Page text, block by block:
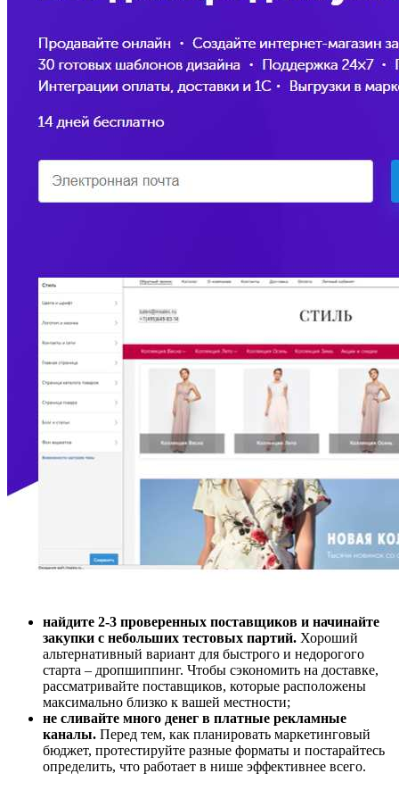
найдите 2-3 проверенных поставщиков и начинайте
закупки с небольших тестовых партий. Хороший
альтернативный вариант для быстрого и недорогого
старта – дропшиппинг. Чтобы сэкономить на доставке,
рассматривайте поставщиков, которые расположены
максимально близко к вашей местности;
не сливайте много денег в платные рекламные
каналы. Перед тем, как планировать маркетинговый
бюджет, протестируйте разные форматы и постарайтесь
определить, что работает в нише эффективнее всего.